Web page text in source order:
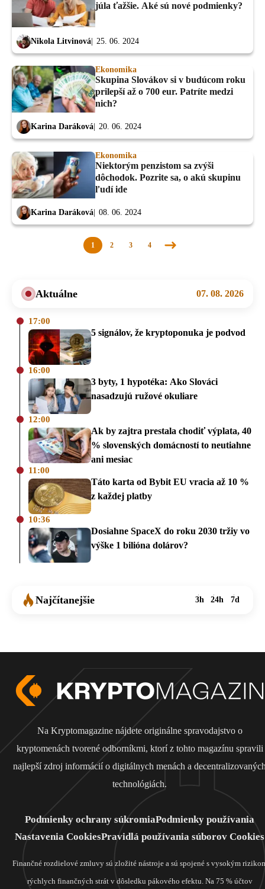
júla ťažšie. Aké sú nové podmienky?
Nikola Litvinová 25. 06. 2024
Ekonomika
Skupina Slovákov si v budúcom roku
prilepší až o 700 eur. Patríte medzi
nich?
Karina Daráková 20. 06. 2024
Ekonomika
Niektorým penzistom sa zvýši
dôchodok. Pozrite sa, o akú skupinu
ľudí ide
Karina Daráková 08. 06. 2024
1 2 3 4
Nasledujúca
Aktuálne 07. 08. 2026
17:00
5 signálov, že kryptoponuka je podvod
16:00
3 byty, 1 hypotéka: Ako Slováci
nasadzujú ružové okuliare
12:00
Ak by zajtra prestala chodiť výplata, 40
% slovenských domácností to neutiahne
ani mesiac
11:00
Táto karta od Bybit EU vracia až 10 %
z každej platby
10:36
Dosiahne SpaceX do roku 2030 tržiy vo
výške 1 bilióna dolárov?
Najčítanejšie 3h 24h 7d
Na Kryptomagazine nájdete originálne spravodajstvo o
kryptomenách tvorené odborníkmi, ktorí z tohto magazínu spravili
najlepší zdroj informácií o digitálnych menách a
technológiách.
Podmienky ochrany súkromiaPodmienky používania
Nastavenia CookiesPravidlá používania súborov Cookies
Finančné rozdielové zmluvy sú zložité nástroje a sú spojené s vysokým
rýchlych finančných strát v dôsledku pákového efektu. Na 75 % účtov